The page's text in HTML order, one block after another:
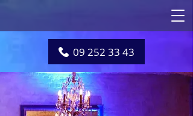
09 252 33 43